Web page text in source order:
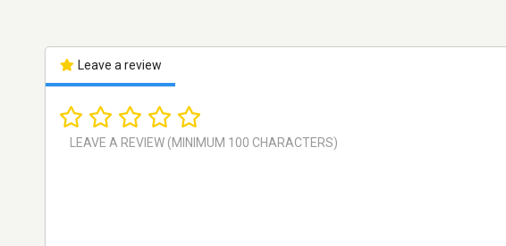
Leave a review